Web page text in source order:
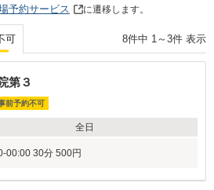
予約サービス に遷移します。
可 8件中 1 ～ 3件 表示
第３
前予約不可
全日
00:00 30分 500円